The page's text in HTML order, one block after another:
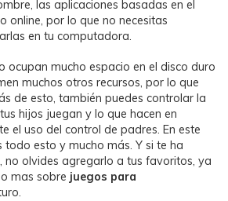
las aplicaciones basadas en el
online, por lo que no necesitas
en tu computadora.
ocupan mucho espacio en el disco duro
muchos otros recursos, por lo que
de esto, también puedes controlar la
hijos juegan y lo que hacen en
el uso del control de padres. En este
esto y mucho más. Y si te ha
no olvides agregarlo a tus favoritos, ya
mas sobre juegos para